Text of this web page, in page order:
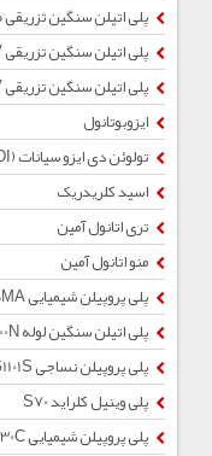
پلی اتیلن سنگین تزریقی 60505
پلی اتیلن سنگین تزریقی 60511UV
پلی اتیلن سنگین تزریقی 52511UV
ایزوبوتانول
تولوئن دی ایزو سیانات (TDI)
اسید کلریدریک
تری اتانول آمین
منو اتانول آمین
پلی پروپیلن شیمیایی ZH515MA
پلی اتیلن سنگین لوله CRP100N
پلی پروپیلن نساجی RG1101S
پلی وینیل کلراید S70
پلی پروپیلن شیمیایی ZR230C